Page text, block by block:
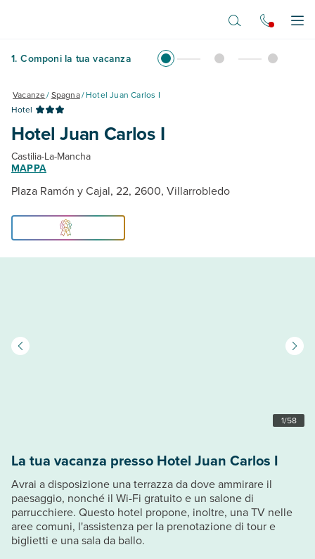
1. Componi la tua vacanza
Vacanze/Spagna/Hotel Juan Carlos I
Hotel
Hotel Juan Carlos I
Castilia-La-Mancha
MAPPA
Plaza Ramón y Cajal, 22, 2600, Villarrobledo
1/58
La tua vacanza presso Hotel Juan Carlos I
Avrai a disposizione una terrazza da dove ammirare il
paesaggio, nonché il Wi-Fi gratuito e un salone di
parrucchiere. Questo hotel propone, inoltre, una TV nelle
aree comuni, l'assistenza per la prenotazione di tour e
biglietti e una sala da ballo.